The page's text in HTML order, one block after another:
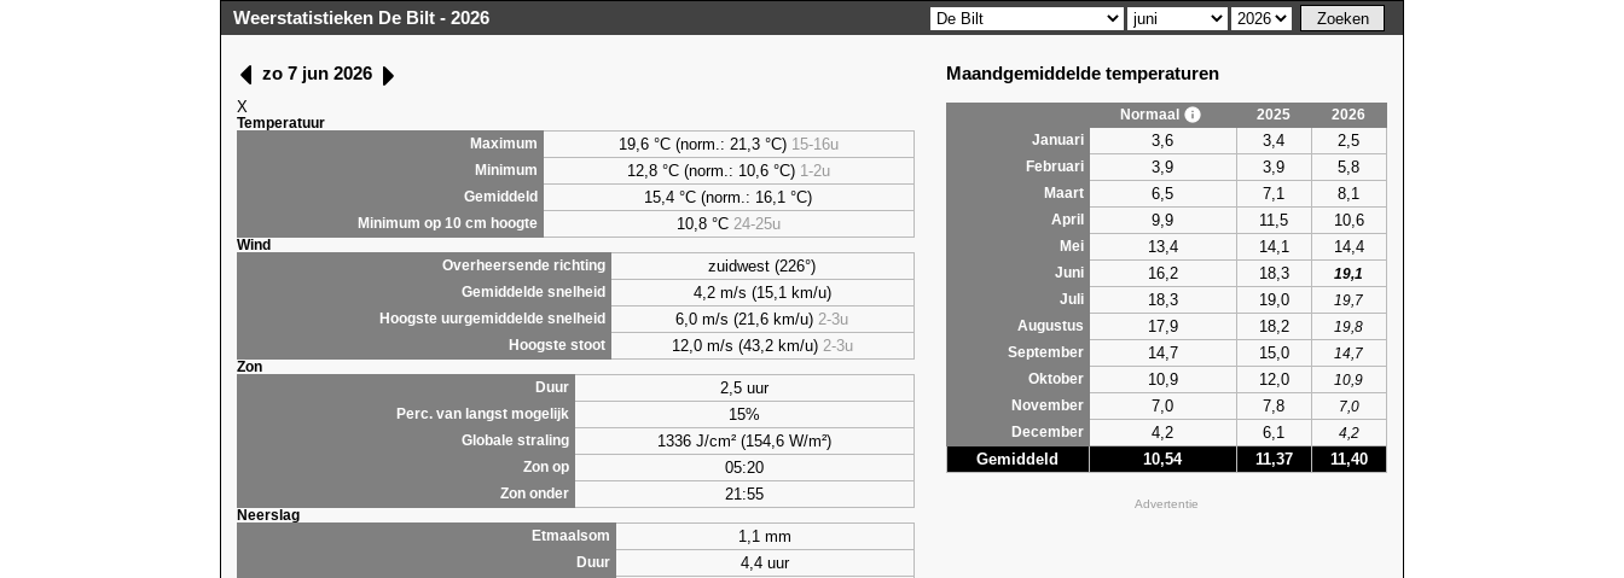
Weerstatistieken De Bilt - 2026
zo 7 jun 2026
X
Temperatuur
Maximum
19,6 °C (norm.: 21,3 °C) 15-16u
Minimum 12,8 °C (norm.: 10,6 °C) 1-2u
Gemiddeld 15,4 °C (norm.: 16,1 °C)
Minimum op 10 cm hoogte 10,8 °C 24-25u
Wind
Overheersende richting
zuidwest (226°)
Gemiddelde snelheid 4,2 m/s (15,1 km/u)
Hoogste uurgemiddelde snelheid 6,0 m/s (21,6 km/u) 2-3u
Hoogste stoot 12,0 m/s (43,2 km/u) 2-3u
Zon
Duur
2,5 uur
Perc. van langst mogelijk 15%
Globale straling 1336 J/cm² (154,6 W/m²)
Zon op 05:20
Zon onder 21:55
Neerslag
Etmaalsom
1,1 mm
Duur 4,4 uur
Maandgemiddelde temperaturen
Normaal 2025
2026
Januari
3,6 3,4 2,5
Februari 3,9 3,9 5,8
Maart 6,5 7,1 8,1
April 9,9 11,5 10,6
Mei 13,4 14,1 14,4
Juni 16,2 18,3
19,1
Juli
18,3 19,0
19,7
Augustus
17,9 18,2
19,8
September
14,7 15,0
14,7
Oktober
10,9 12,0
10,9
November
7,0 7,8
7,0
December
4,2 6,1 4,2
Gemiddeld 10,54 11,37 11,40
Advertentie